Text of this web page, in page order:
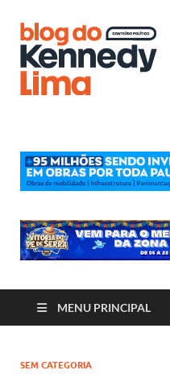
MENU PRINCIPAL
SEM CATEGORIA